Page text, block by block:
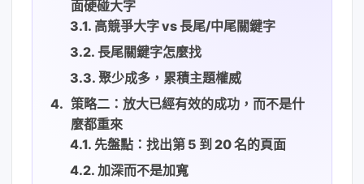
面硬碰大字
高競爭大字 vs 長尾/中尾關鍵字
長尾關鍵字怎麼找
聚少成多，累積主題權威
策略二：放大已經有效的成功，而不是什
麼都重來
先盤點：找出第 5 到 20 名的頁面
加深而不是加寬